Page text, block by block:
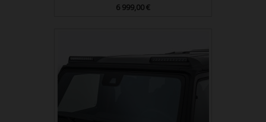
Prix
6 999,00 €